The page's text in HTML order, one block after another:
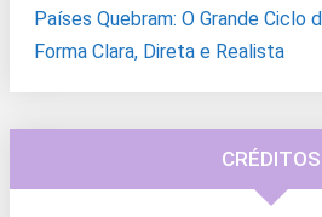
Países Quebram: O Grande Ciclo
Forma Clara, Direta e Realista
CRÉDITOS